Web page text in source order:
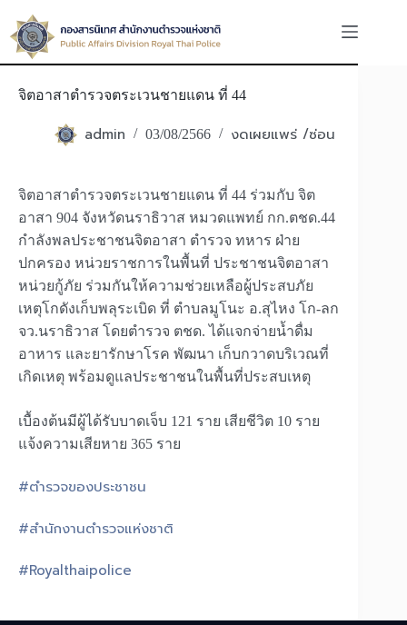
to
content
จิตอาสาตำรวจตระเวนชายแดน ที่ 44
admin 03/08/2566 งดเผยแพร่ /ซ่อน
จิตอาสาตำรวจตระเวนชายแดน ที่ 44 ร่วมกับ จิต
อาสา 904 จังหวัดนราธิวาส หมวดแพทย์ กก.ตชด.44
กำลังพลประชาชนจิตอาสา ตำรวจ ทหาร ฝ่าย
ปกครอง หน่วยราชการในพื้นที่ ประชาชนจิตอาสา
หน่วยกู้ภัย ร่วมกันให้ความช่วยเหลือผู้ประสบภัย
เหตุโกดังเก็บพลุระเบิด ที่ ตำบลมูโนะ อ.สุไหง โก-ลก
จว.นราธิวาส โดยตำรวจ ตชด. ได้แจกจ่ายน้ำดื่ม
อาหาร และยารักษาโรค พัฒนา เก็บกวาดบริเวณที่
เกิดเหตุ พร้อมดูแลประชาชนในพื้นที่ประสบเหตุ
เบื้องต้นมีผู้ได้รับบาดเจ็บ 121 ราย เสียชีวิต 10 ราย
แจ้งความเสียหาย 365 ราย
#ตำรวจของประชาชน
#สำนักงานตำรวจแห่งชาติ
#Royalthaipolice